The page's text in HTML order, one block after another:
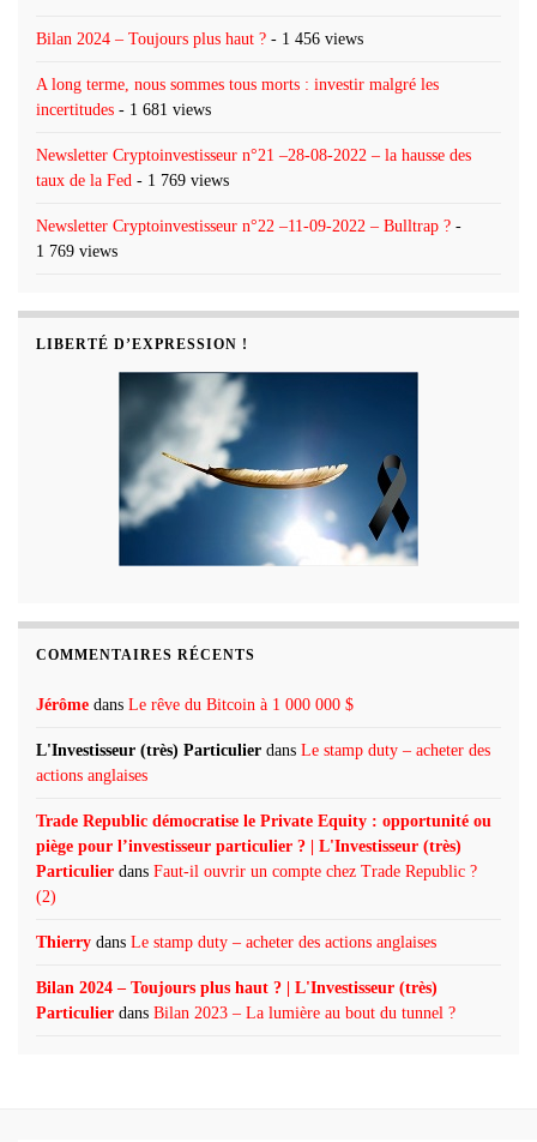
Bilan 2024 – Toujours plus haut ? - 1 456 views
A long terme, nous sommes tous morts : investir malgré les
incertitudes - 1 681 views
Newsletter Cryptoinvestisseur n°21 –28-08-2022 – la hausse des
taux de la Fed - 1 769 views
Newsletter Cryptoinvestisseur n°22 –11-09-2022 – Bulltrap ? -
1 769 views
LIBERTÉ D’EXPRESSION !
COMMENTAIRES RÉCENTS
Jérôme dans Le rêve du Bitcoin à 1 000 000 $
L'Investisseur (très) Particulier dans Le stamp duty – acheter des
actions anglaises
Trade Republic démocratise le Private Equity : opportunité ou
piège pour l’investisseur particulier ? | L'Investisseur (très)
Particulier dans Faut-il ouvrir un compte chez Trade Republic ?
(2)
Thierry dans Le stamp duty – acheter des actions anglaises
Bilan 2024 – Toujours plus haut ? | L'Investisseur (très)
Particulier dans Bilan 2023 – La lumière au bout du tunnel ?